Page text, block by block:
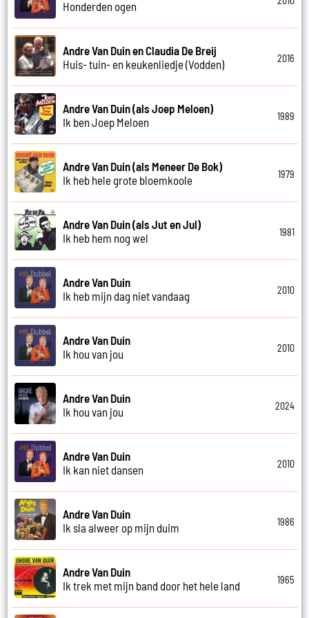
Honderden ogen
Andre Van Duin en Claudia De Breij
Huis- tuin- en keukenliedje (Vodden)
2016
Andre Van Duin (als Joep Meloen)
Ik ben Joep Meloen
1989
Andre Van Duin (als Meneer De Bok)
Ik heb hele grote bloemkoole
1979
Andre Van Duin (als Jut en Jul)
Ik heb hem nog wel
1981
Andre Van Duin
Ik heb mijn dag niet vandaag
2010
Andre Van Duin
Ik hou van jou
2010
Andre Van Duin
Ik hou van jou
2024
Andre Van Duin
Ik kan niet dansen
2010
Andre Van Duin
Ik sla alweer op mijn duim
1986
Andre Van Duin
Ik trek met mijn band door het hele land
1965